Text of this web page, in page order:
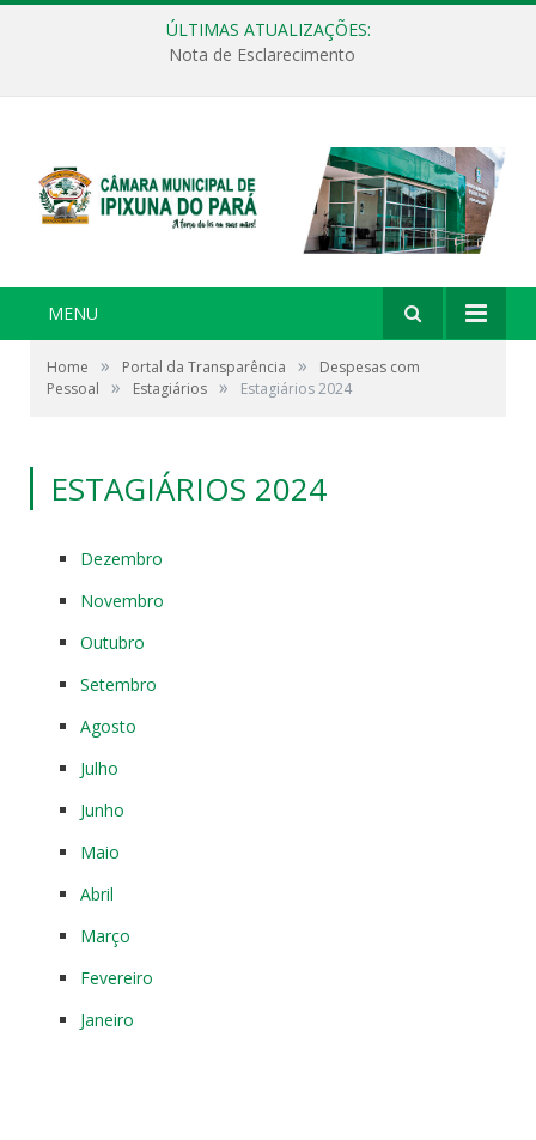
ÚLTIMAS ATUALIZAÇÕES:
Nota de Esclarecimento
MENU
Home » Portal da Transparência »
Despesas com
Pessoal
» Estagiários » Estagiários 2024
ESTAGIÁRIOS 2024
Dezembro
Novembro
Outubro
Setembro
Agosto
Julho
Junho
Maio
Abril
Março
Fevereiro
Janeiro